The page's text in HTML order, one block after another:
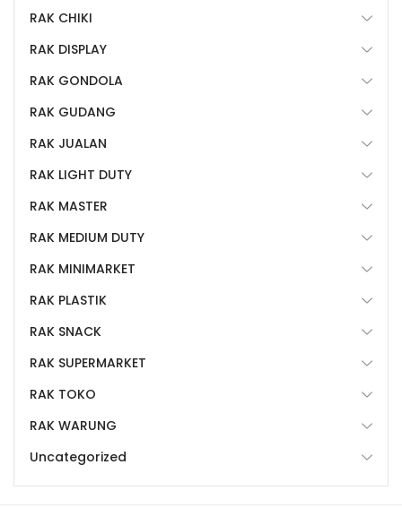
RAK CHIKI
RAK DISPLAY
RAK GONDOLA
RAK GUDANG
RAK JUALAN
RAK LIGHT DUTY
RAK MASTER
RAK MEDIUM DUTY
RAK MINIMARKET
RAK PLASTIK
RAK SNACK
RAK SUPERMARKET
RAK TOKO
RAK WARUNG
Uncategorized